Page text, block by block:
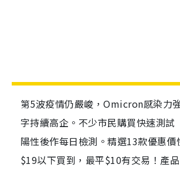
第5波疫情仍嚴峻，Omicron感染力
字持續高企。不少市民購買快速測試
陽性後作每日檢測。精選13款優惠
$19以下買到，最平$10有交易！產